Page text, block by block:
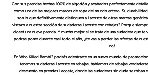
Con sus prendas hechas 100% de algodón y acabados perfectamente
como una de las mejores marcas de ropa del mundo entero. Su
son lo que definitivamente distinguen a Lacoste de otras marcas
vistazo a nuestra sección de sudaderas Lacoste con rebajas? Porque
closet una nueva prenda. Y mucho mejor si se trata de una sudadera que te
podrás poner durante casi todo el año, ¿te vas a perder las ofertas de
no!
En Who Killed Bambi? podrás adentrarte en un nuevo mundo de
tenemos sudaderas Lacoste en rebajas, hablamos de rebajas
descuento en prendas Lacoste, donde las sudaderas sin duda se roban